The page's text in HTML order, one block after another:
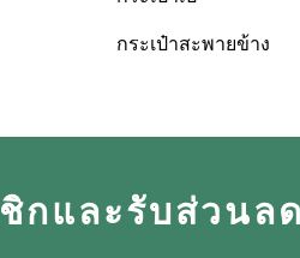
กระเป๋าสะพายข้าง
และรับส่วนลด